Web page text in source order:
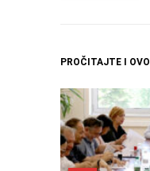
PROČITAJTE I OVO